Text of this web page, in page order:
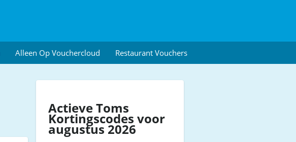
Alleen Op Vouchercloud Restaurant Vouchers
Actieve Toms
Kortingscodes voor
augustus 2026